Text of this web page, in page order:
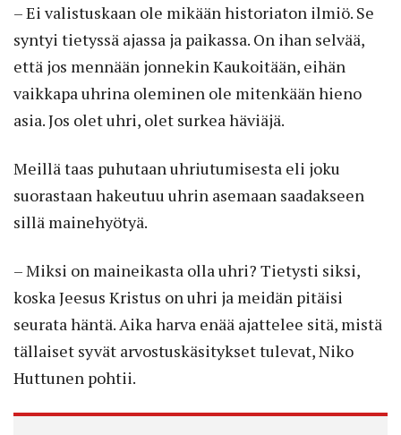
– Ei valistuskaan ole mikään historiaton ilmiö. Se
syntyi tietyssä ajassa ja paikassa. On ihan selvää,
että jos mennään jonnekin Kaukoitään, eihän
vaikkapa uhrina oleminen ole mitenkään hieno
asia. Jos olet uhri, olet surkea häviäjä.
Meillä taas puhutaan uhriutumisesta eli joku
suorastaan hakeutuu uhrin asemaan saadakseen
sillä mainehyötyä.
– Miksi on maineikasta olla uhri? Tietysti siksi,
koska Jeesus Kristus on uhri ja meidän pitäisi
seurata häntä. Aika harva enää ajattelee sitä, mistä
tällaiset syvät arvostuskäsitykset tulevat, Niko
Huttunen pohtii.